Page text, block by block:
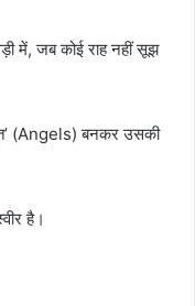
में, जब कोई राह नहीं सूझ
(Angels) बनकर उसकी
है।